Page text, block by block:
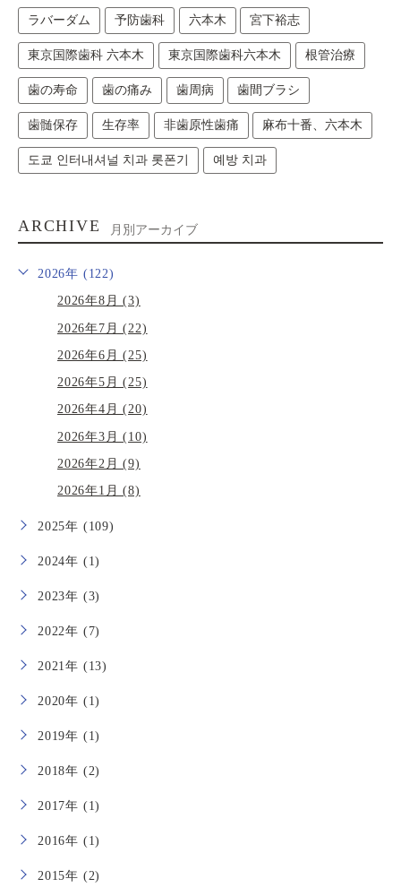
ラバーダム 予防歯科 六本木 宮下裕志
東京国際歯科 六本木 東京国際歯科六本木 根管治療
歯の寿命 歯の痛み 歯周病 歯間ブラシ
歯髄保存 生存率 非歯原性歯痛 麻布十番、六本木
도쿄 인터내셔널 치과 롯폰기 예방 치과
ARCHIVE 月別アーカイブ
2026年 (122)
2026年8月 (3)
2026年7月 (22)
2026年6月 (25)
2026年5月 (25)
2026年4月 (20)
2026年3月 (10)
2026年2月 (9)
2026年1月 (8)
2025年 (109)
2024年 (1)
2023年 (3)
2022年 (7)
2021年 (13)
2020年 (1)
2019年 (1)
2018年 (2)
2017年 (1)
2016年 (1)
2015年 (2)